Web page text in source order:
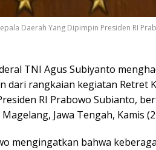
Daerah Yang Dipimpin Presiden RI
TNI Agus Subiyanto
dari rangkaian kegiatan Retret
RI Prabowo Subianto,
Jawa Tengah, Kamis
mengingatkan bahwa